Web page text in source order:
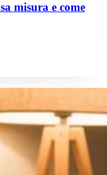
misura e come